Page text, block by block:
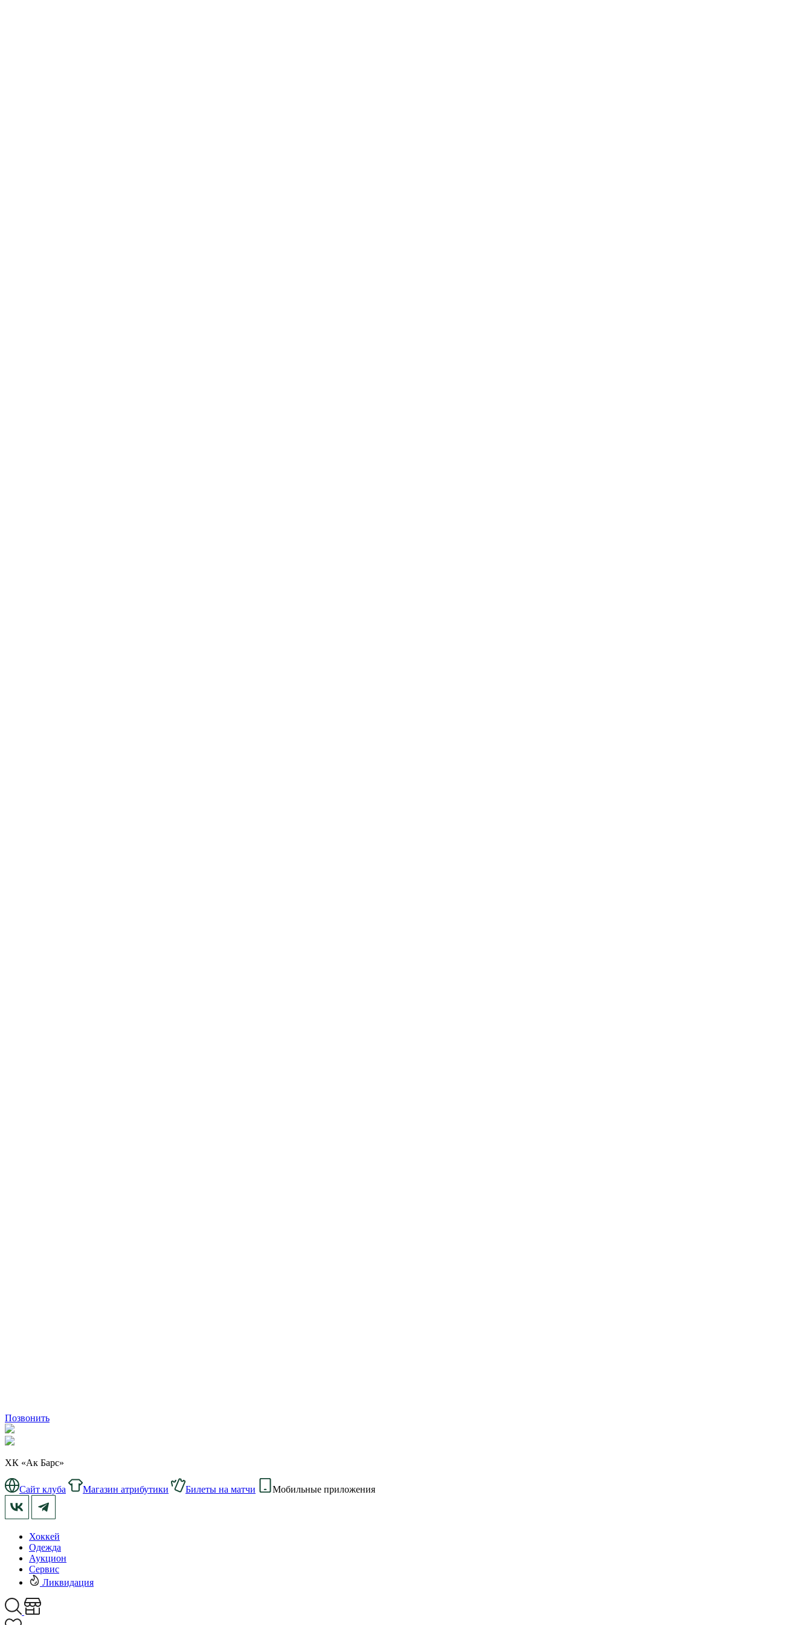
Позвонить
ХК «Ак Барс»
Сайт клуба Магазин атрибутики Билеты на матчи Мобильные приложения
Хоккей
Одежда
Аукцион
Сервис
Ликвидация